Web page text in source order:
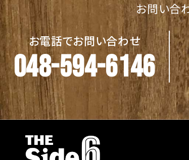
お問い合
お電話でお問い合わせ
048-594-6146